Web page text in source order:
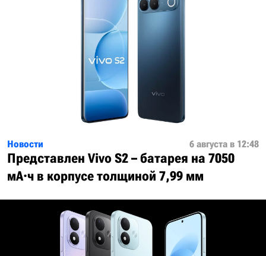
Новости 6 августа в 12:48
Представлен Vivo S2 – батарея на 7050
мА·ч в корпусе толщиной 7,99 мм